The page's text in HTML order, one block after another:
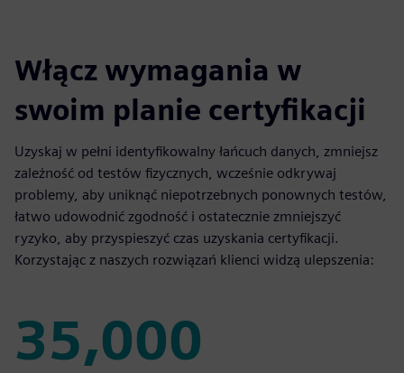
Włącz wymagania w
swoim planie certyfikacji
Uzyskaj w pełni identyfikowalny łańcuch danych, zmniejsz
zależność od testów fizycznych, wcześnie odkrywaj
problemy, aby uniknąć niepotrzebnych ponownych testów,
łatwo udowodnić zgodność i ostatecznie zmniejszyć
ryzyko, aby przyspieszyć czas uzyskania certyfikacji.
Korzystając z naszych rozwiązań klienci widzą ulepszenia:
35,000